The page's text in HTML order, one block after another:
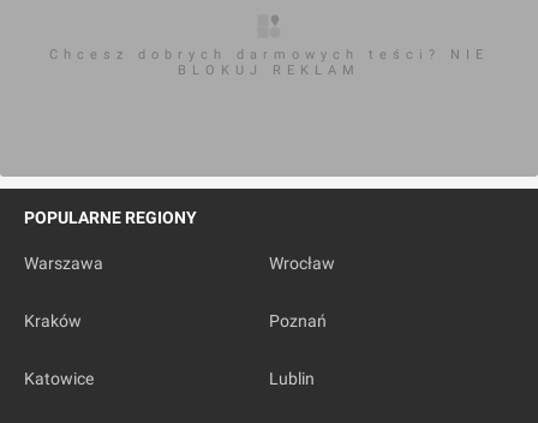
Chcesz dobrych darmowych teści? NIE
BLOKUJ REKLAM
POPULARNE REGIONY
Warszawa Wrocław
Kraków Poznań
Katowice Lublin